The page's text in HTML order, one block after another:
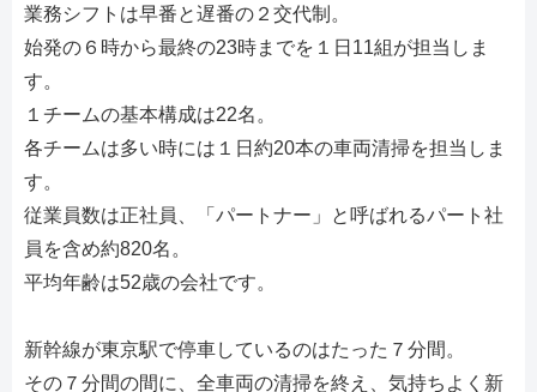
業務シフトは早番と遅番の２交代制。
始発の６時から最終の23時までを１日11組が担当しま
す。
１チームの基本構成は22名。
各チームは多い時には１日約20本の車両清掃を担当しま
す。
従業員数は正社員、「パートナー」と呼ばれるパート社
員を含め約820名。
平均年齢は52歳の会社です。
新幹線が東京駅で停車しているのはたった７分間。
その７分間の間に、全車両の清掃を終え、気持ちよく新